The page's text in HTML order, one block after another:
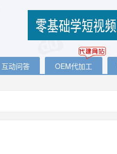
互动问答 OEM代加工